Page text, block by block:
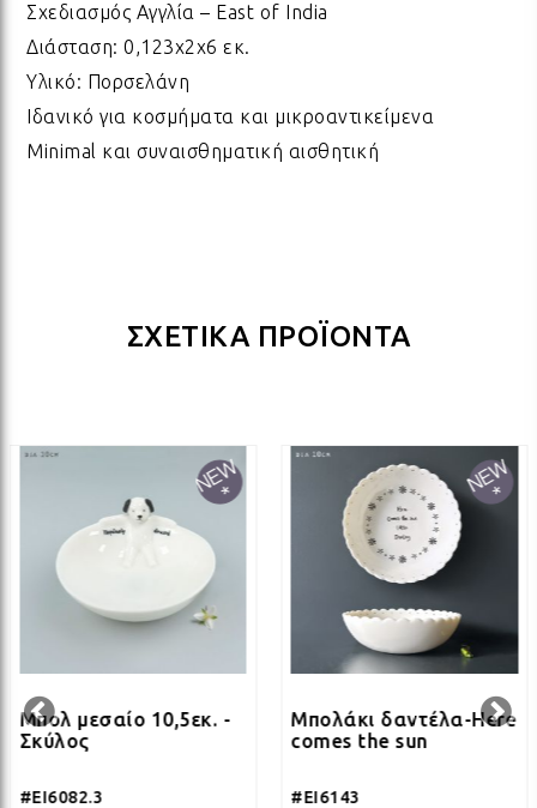
Σχεδιασμός Αγγλία – East of India
Διάσταση: 0,123x2x6 εκ.
Υλικό: Πορσελάνη
Ιδανικό για κοσμήματα και μικροαντικείμενα
Minimal και συναισθηματική αισθητική
ΣΧΕΤΙΚΑ ΠΡΟΪΟΝΤΑ
Μπολ μεσαίο 10,5εκ. -
Σκύλος
#EI6082.3
Μπολάκι δαντέλα-Here
comes the sun
#EI6143